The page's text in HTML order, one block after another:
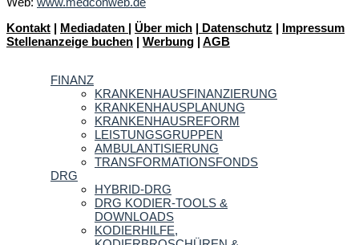
Kontakt | Mediadaten | Über mich | Datenschutz | Impressum
Stellenanzeige buchen | Werbung | AGB
FINANZ
KRANKENHAUSFINANZIERUNG
KRANKENHAUSPLANUNG
KRANKENHAUSREFORM
LEISTUNGSGRUPPEN
AMBULANTISIERUNG
TRANSFORMATIONSFONDS
DRG
HYBRID-DRG
DRG KODIER-TOOLS &
DOWNLOADS
KODIERHILFE,